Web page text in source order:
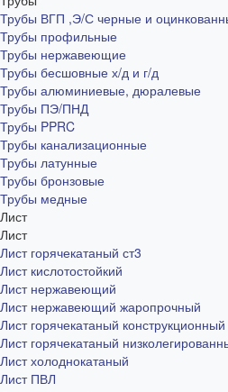
Трубы ВГП ,Э/С черные и
Трубы профильные
Трубы нержавеющие
Трубы бесшовные х/д и г/д
Трубы алюминиевые, дюралевые
Трубы ПЭ/ПНД
Трубы PPRC
Трубы канализационные
Трубы латунные
Трубы бронзовые
Трубы медные
Лист
Лист
Лист горячекатаный ст3
Лист кислотостойкий
Лист нержавеющий
Лист нержавеющий жаропрочный
Лист горячекатаный конструкционный
Лист горячекатаный
Лист холоднокатаный
Лист ПВЛ